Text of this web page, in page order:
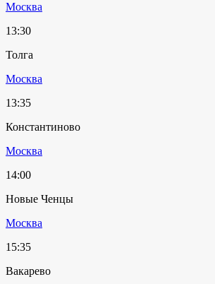
Москва
13:30
Толга
Москва
13:35
Константиново
Москва
14:00
Новые Ченцы
Москва
15:35
Вакарево